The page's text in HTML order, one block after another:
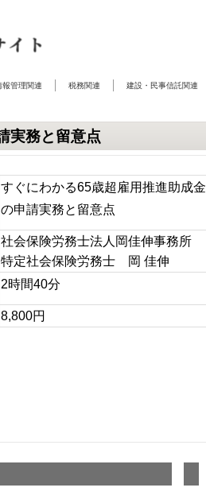
管理関連 税務関連 建設・民事信託関連
実務と留意点
すぐにわかる65歳超雇用推進助成金
の申請実務と留意点
社会保険労務士法人岡佳伸事務所
特定社会保険労務士 岡 佳伸
2時間40分
8,800円